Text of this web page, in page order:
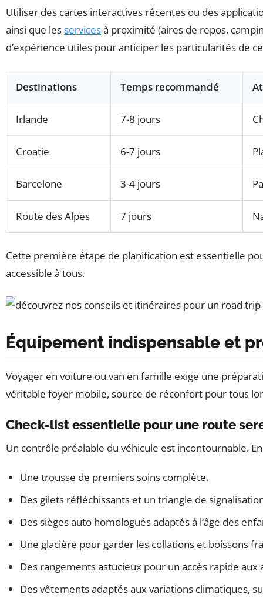
Utiliser des cartes interactives récentes ou des
ainsi que lesservicesà proximité (aires de repos,
d’expérience utiles pour anticiper les particularités de
Destinations Temps recommandé
Irlande 7-8 jours
Croatie 6-7 jours
Barcelone 3-4 jours
Route des Alpes 7 jours
Cette première étape de planification est essentielle
accessible à tous.
Équipement indispensable et
Voyager en voiture ou van en famille exige une
véritable foyer mobile, source de réconfort pour tous
Check-list essentielle pour une route
Un contrôle préalable du véhicule est incontournable.
Une trousse de premiers soins complète.
Des gilets réfléchissants et un triangle de
Des sièges auto homologués adaptés à l’âge des
Une glacière pour garder les collations et boissons
Des rangements astucieux pour un accès rapide
Des vêtements adaptés aux variations climatiques,